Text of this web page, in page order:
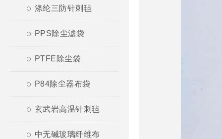
涤纶三防针刺毡
PPS除尘滤袋
PTFE除尘袋
P84除尘器布袋
玄武岩高温针刺毡
中无碱玻璃纤维布